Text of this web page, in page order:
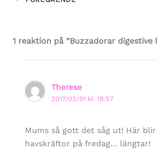
1 reaktion på ”Buzzadorar digestive
Therese
2017/03/01 kl. 19:57
Mums så gott det såg ut! Här
havskräftor på fredag… längtar!